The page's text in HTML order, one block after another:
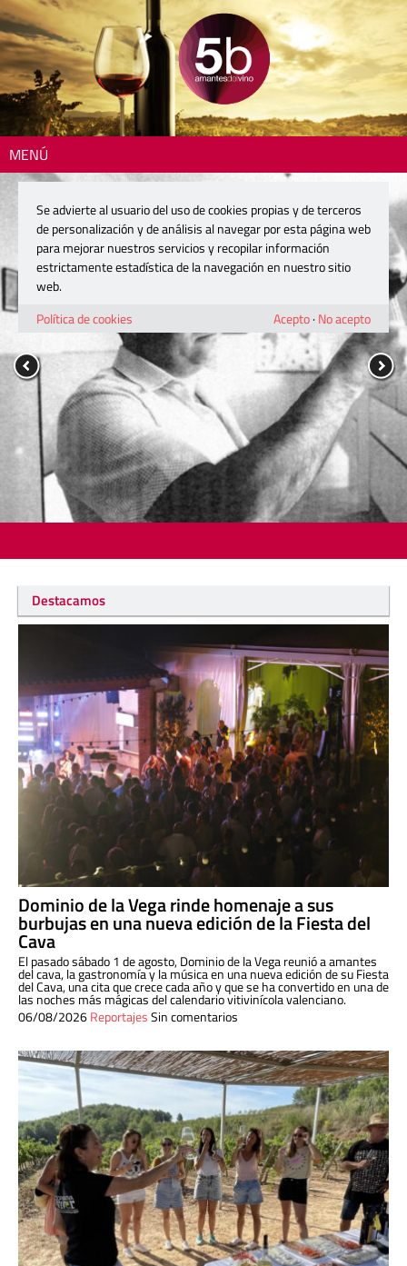
MENÚ
Destacamos
Dominio de la Vega rinde homenaje a sus
burbujas en una nueva edición de la Fiesta del
Cava
El pasado sábado 1 de agosto, Dominio de la Vega reunió a amantes
del cava, la gastronomía y la música en una nueva edición de su Fiesta
del Cava, una cita que crece cada año y que se ha convertido en una de
las noches más mágicas del calendario vitivinícola valenciano.
06/08/2026ReportajesSin comentarios
Se advierte al usuario del uso de cookies propias y de terceros
de personalización y de análisis al navegar por esta página web
para mejorar nuestros servicios y recopilar información
estrictamente estadística de la navegación en nuestro sitio
web.
Política de cookies
Acepto· No acepto